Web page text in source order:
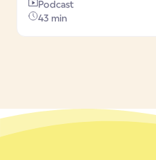
Podcast
43 min